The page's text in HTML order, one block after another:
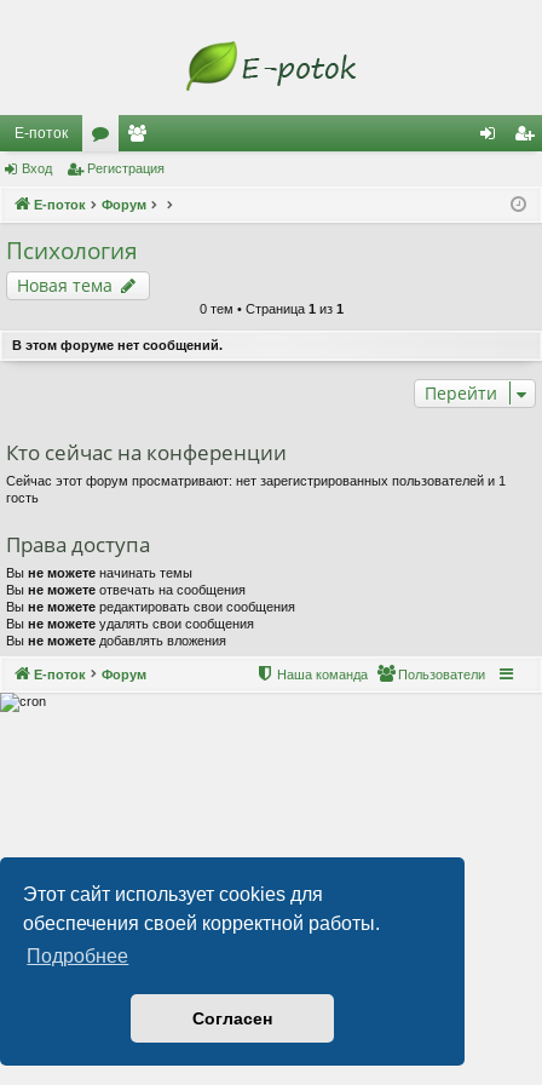
Этот сайт использует cookies для
обеспечения своей корректной работы.
Подробнее
Согласен
Е-поток
ор
ум
ол
ьз
ат
и
ис
Вход Регистрация
Е-поток Форум
Психология
Новая тема
0 тем • Страница 1 из 1
В этом форуме нет сообщений.
Перейти
Кто сейчас на конференции
Сейчас этот форум просматривают: нет зарегистрированных пользователей и 1
гость
Права доступа
Вы не можете начинать темы
Вы не можете отвечать на сообщения
Вы не можете редактировать свои сообщения
Вы не можете удалять свои сообщения
Вы не можете добавлять вложения
Е-поток Форум Пользователи
Наша команда